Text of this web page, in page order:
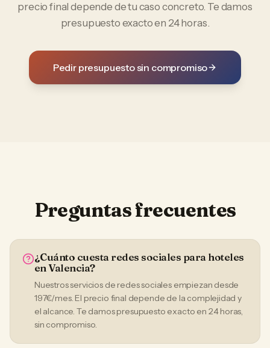
precio final depende de tu caso concreto. Te damos
presupuesto exacto en 24 horas.
Pedir presupuesto sin compromiso
Preguntas frecuentes
¿Cuánto cuesta redes sociales para hoteles
en Valencia?
Nuestros servicios de redes sociales empiezan desde
197€/mes. El precio final depende de la complejidad y
el alcance. Te damos presupuesto exacto en 24 horas,
sin compromiso.